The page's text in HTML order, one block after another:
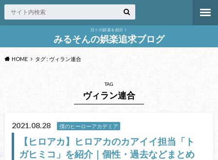
日々の娯楽を紹介！
みるそんの娯楽追求ブログ
HOME タグ : ヴィラン連合
TAG
ヴィラン連合
2021.08.28 僕のヒーローアカデミア
【ヒロアカ】ヒロアカのカアイイ担当「ト
ガヒミコ」を紹介｜個性・過去などまとめ